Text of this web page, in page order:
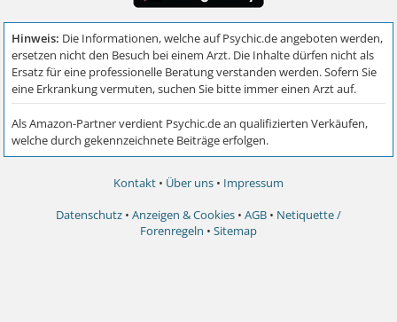
Kontakt • Über uns • Impressum
Datenschutz • Anzeigen & Cookies • AGB • Netiquette /
Forenregeln • Sitemap